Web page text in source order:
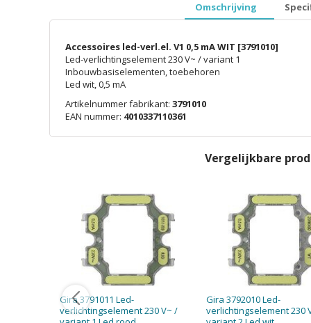
Omschrijving
Accessoires led-verl.el. V1 0,5 mA WIT [3791010]
Led-verlichtingselement 230 V~ / variant 1
Inbouwbasiselementen, toebehoren
Led wit, 0,5 mA
Artikelnummer fabrikant: 3791010
EAN nummer: 4010337110361
Vergelijkbare
Gira 3791011 Led-
verlichtingselement 230 V~ /
Gira 3792010 Led-
verlichtingselement 230